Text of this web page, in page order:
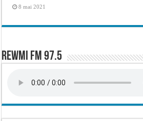
8 mai 2021
Rewmi FM 97.5